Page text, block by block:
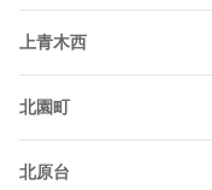
上青木西
北園町
北原台